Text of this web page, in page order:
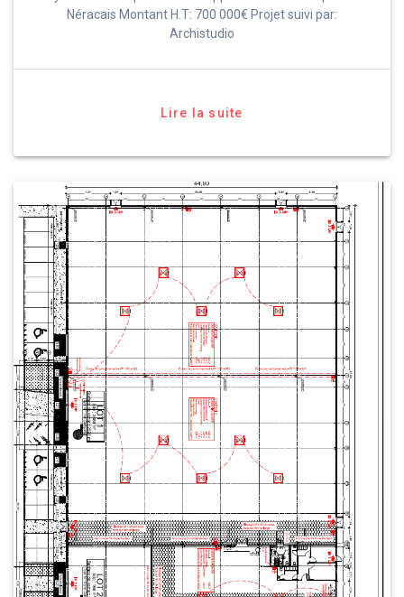
Néracais Montant H.T: 700 000€ Projet suivi par:
Archistudio
Lire la suite